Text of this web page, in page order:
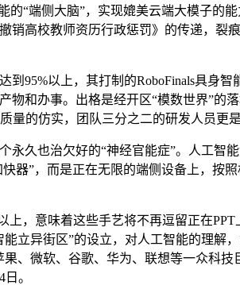
“端侧大脑”，实现媲美云端大模子
销高校教师资历行政惩罚》的传递，
以上，其打制的RoboFinals具身
和办事。出格是经开区“模数世界”
的仿实，团队三分之二的研发人员更
也治欠好的“神经官能症”。人工智
”，而是正在无限的端侧设备上，按
意味着这些手艺将不再逗留正在
立异街区”的设立，对人工智能的理解
、微软、谷歌、华为、联想等一众科
。